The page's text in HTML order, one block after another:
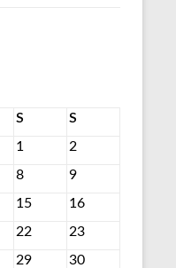
S
S
1
2
8
9
15
16
22
23
29
30